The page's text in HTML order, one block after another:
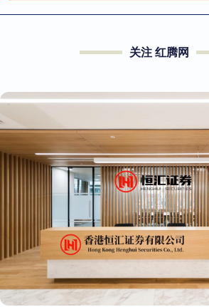
关注 红腾网